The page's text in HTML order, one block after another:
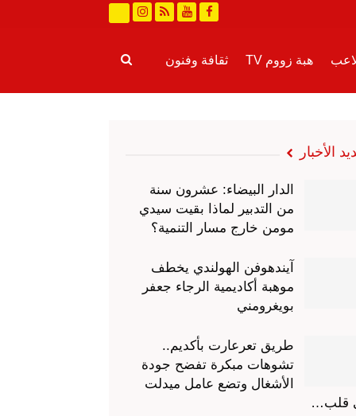
هبة زووم TV ثقافة وفنون
الأخبار
الدار البيضاء: عشرون سنة
من التدبير لماذا بقيت سيدي
مومن خارج مسار التنمية؟
آيندهوفن الهولندي يخطف
موهبة أكاديمية الرجاء جعفر
بويغرومني
طريق تعرعارت بأكديم..
تشوهات مبكرة تفضح جودة
الأشغال وتضع عامل ميدلت
قلب…